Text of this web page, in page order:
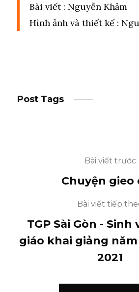
Bài viết : Nguyễn Khảm
Hình ảnh và thiết kế :
Post Tags
Bài viết trước
Chuyện gieo
Bài viết tiếp
TGP Sài Gòn - Sinh
giáo khai giảng năm
2021